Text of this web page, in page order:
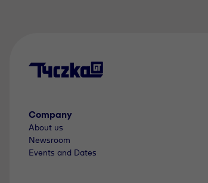
Company
About us
Newsroom
Events and Dates